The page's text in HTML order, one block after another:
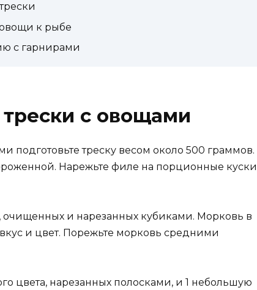
к рыбе
с гарнирами
с овощами
подготовьте треску весом около 500 граммов.
Нарежьте филе на порционные куски
очищенных и нарезанных кубиками. Морковь в
и цвет. Порежьте морковь средними
цвета, нарезанных полосками, и 1 небольшую